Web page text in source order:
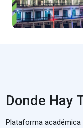
Donde Hay
Plataforma